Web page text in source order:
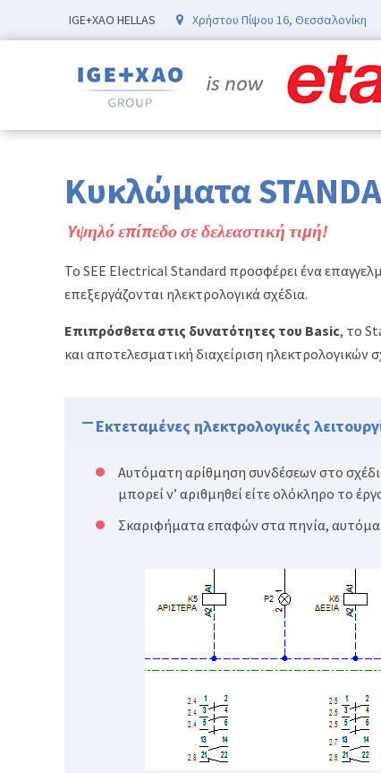
IGE+XAO HELLAS Χρήστου Πίψου 16, Θεσσαλονίκη
Κυκλώματα
Yψηλό επίπεδο σε δελεαστική τιμή!
Το SEE Electrical Standard προσφέρει ένα
επεξεργάζονται ηλεκτρολογικά σχέδια.
Επιπρόσθετα στις δυνατότητες του Basic, το
και αποτελεσματική διαχείριση ηλεκτρολογικών
Εκτεταμένες ηλεκτρολογικές
Αυτόματη αρίθμηση συνδέσεων στο
μπορεί ν’ αριθμηθεί είτε ολόκληρο το
Σκαριφήματα επαφών στα πηνία,